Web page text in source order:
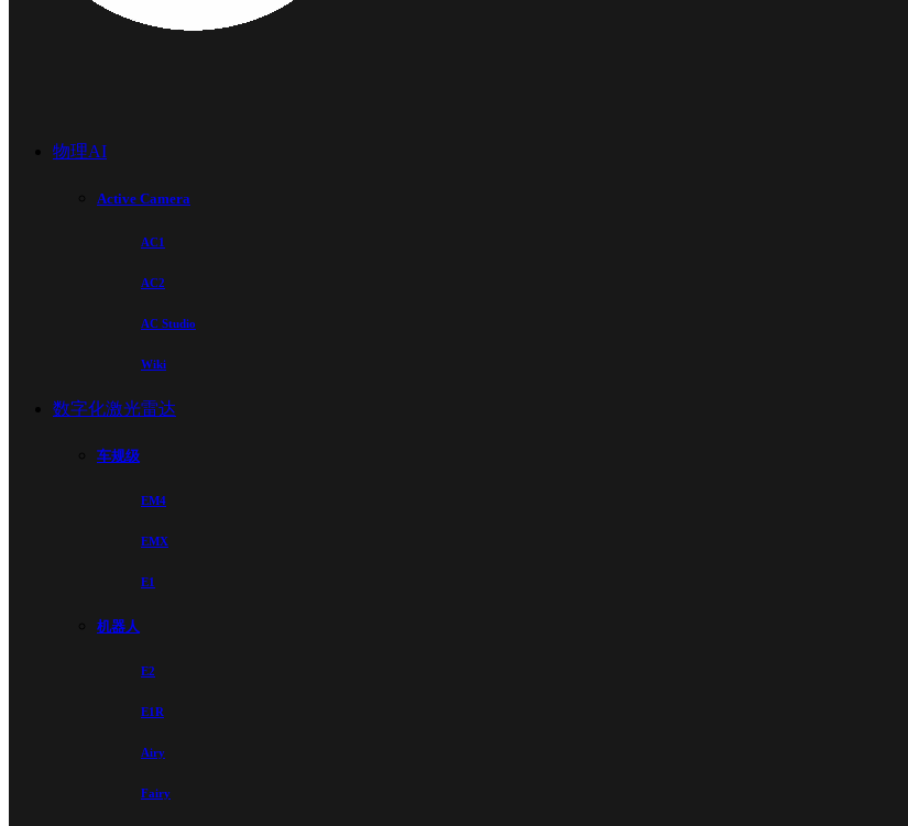
物理AI
Active Camera
AC1
AC2
AC Studio
Wiki
数字化激光雷达
车规级
EM4
EMX
E1
机器人
E2
E1R
Airy
Fairy